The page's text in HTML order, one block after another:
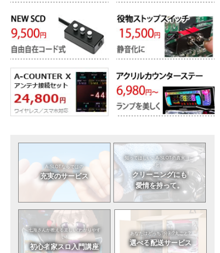
A-SLOTならではの
充実のサービス
知ってほしい。A-SLOTの真実（こ
と）
クリーニングにも
愛情を持って。
七海さんが教える楽しい!わかりやす
い!
初心者家スロ入門講座
あなたはどっち?分割?丸ごと?
選べる配送サービス